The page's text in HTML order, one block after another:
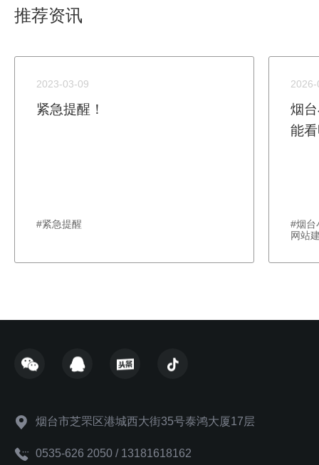
推荐资讯
2023-03-09
紧急提醒！
#紧急提醒
烟
能
#烟
网站
烟台市芝罘区港城西大街35号泰鸿大厦17层
0535-626 2050 / 13181618162